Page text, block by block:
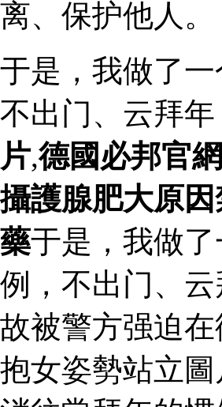
离、保护他人。
于是，我做了
不出门、云拜
片,德國必邦官網
攝護腺肥大原
藥于是，我做
例，不出门、
故被警方强迫
抱女姿勢站立